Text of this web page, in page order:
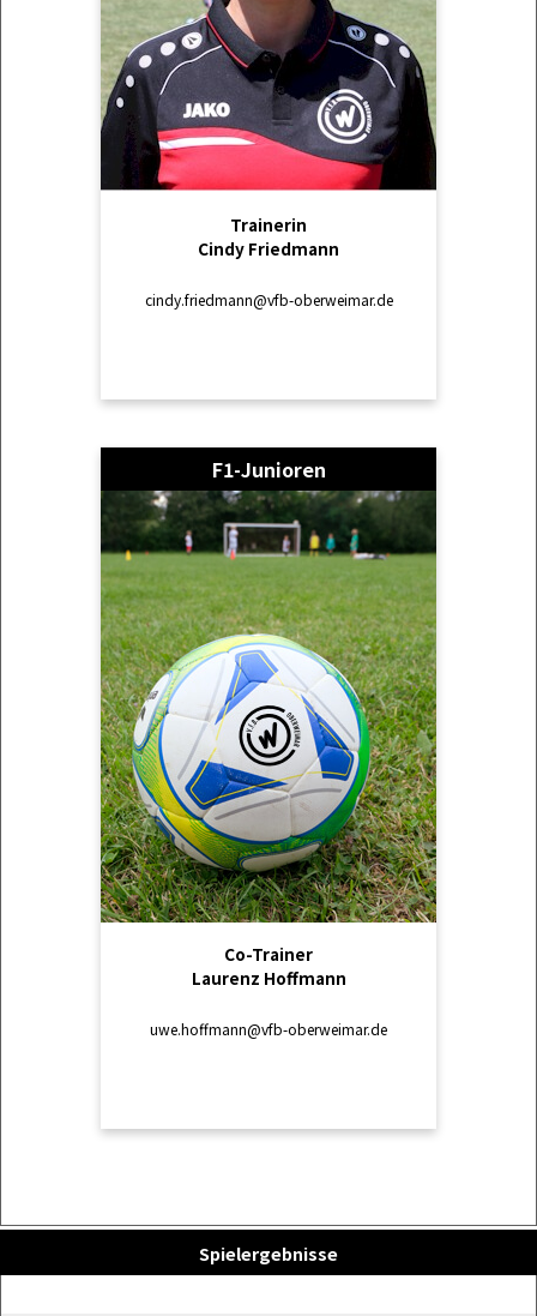
Trainerin
Cindy Friedmann
cindy.friedmann@vfb-oberweimar.de
F1-Junioren
Co-Trainer
Laurenz Hoffmann
uwe.hoffmann@vfb-oberweimar.de
Spielergebnisse